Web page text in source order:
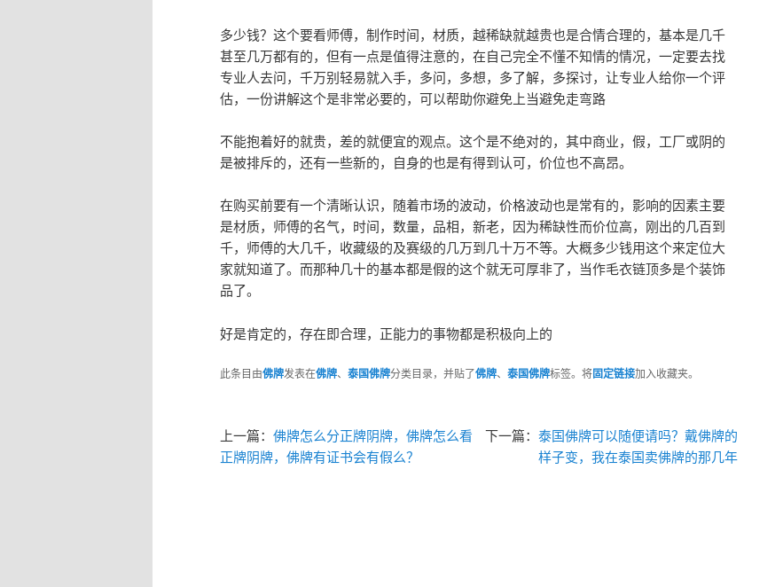
多少钱？这个要看师傅，制作时间，材质，越稀缺就越贵也是合情合理的，基本是几千
甚至几万都有的，但有一点是值得注意的，在自己完全不懂不知情的情况，一定要去找
专业人去问，千万别轻易就入手，多问，多想，多了解，多探讨，让专业人给你一个评
估，一份讲解这个是非常必要的，可以帮助你避免上当避免走弯路
不能抱着好的就贵，差的就便宜的观点。这个是不绝对的，其中商业，假，工厂或阴的
是被排斥的，还有一些新的，自身的也是有得到认可，价位也不高昂。
在购买前要有一个清晰认识，随着市场的波动，价格波动也是常有的，影响的因素主要
是材质，师傅的名气，时间，数量，品相，新老，因为稀缺性而价位高，刚出的几百到
千，师傅的大几千，收藏级的及赛级的几万到几十万不等。大概多少钱用这个来定位大
家就知道了。而那种几十的基本都是假的这个就无可厚非了，当作毛衣链顶多是个装饰
品了。
好是肯定的，存在即合理，正能力的事物都是积极向上的
此条目由佛牌发表在佛牌、 泰国佛牌分类目录，并贴了佛牌、 泰国佛牌标签。将固定链接加入收藏夹。
上一篇： 佛牌怎么分正牌阴牌，佛牌怎么看
正牌阴牌，佛牌有证书会有假么？
下一篇： 泰国佛牌可以随便请吗？戴佛牌的
样子变，我在泰国卖佛牌的那几年